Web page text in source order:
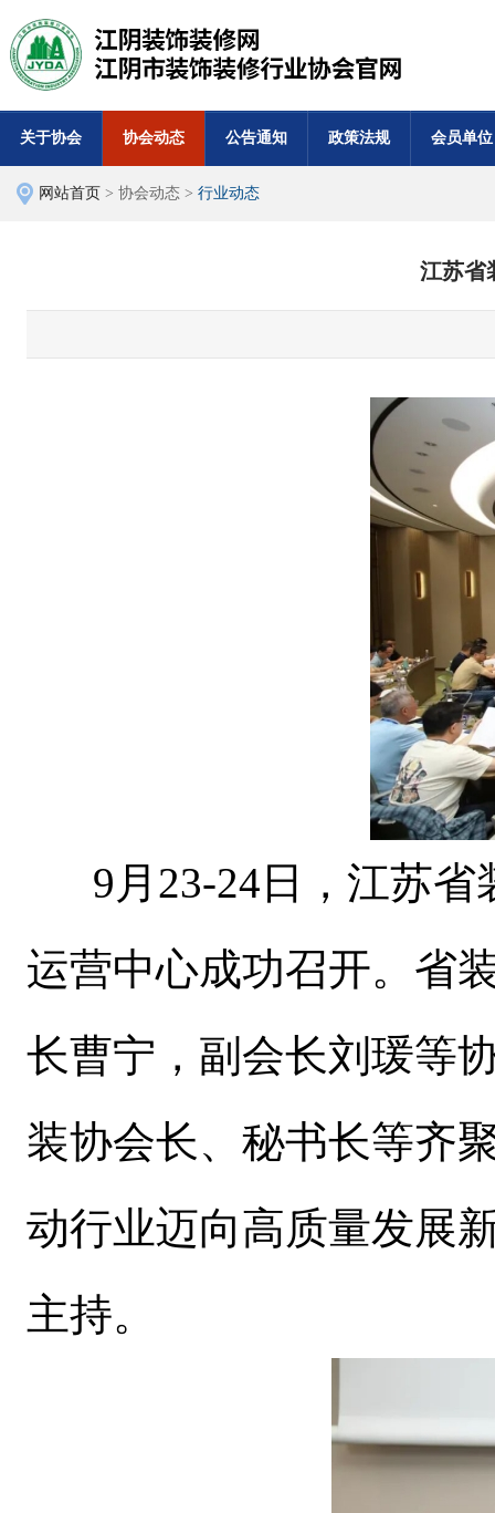
关于协会 协会动态 公告通知 政策法规 会员单位
网站首页 > 协会动态 > 行业动态
江苏省
9月23-24日，江苏
运营中心成功召开。省
长曹宁，副会长刘瑗等
装协会长、秘书长等齐
动行业迈向高质量发展
主持。